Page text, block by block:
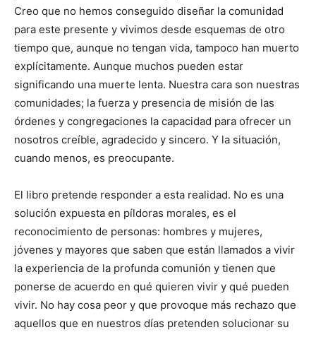
Creo que no hemos conseguido diseñar la comunidad
para este presente y vivimos desde esquemas de otro
tiempo que, aunque no tengan vida, tampoco han muerto
explícitamente. Aunque muchos pueden estar
significando una muerte lenta. Nuestra cara son nuestras
comunidades; la fuerza y presencia de misión de las
órdenes y congregaciones la capacidad para ofrecer un
nosotros creíble, agradecido y sincero. Y la situación,
cuando menos, es preocupante.
El libro pretende responder a esta realidad. No es una
solución expuesta en píldoras morales, es el
reconocimiento de personas: hombres y mujeres,
jóvenes y mayores que saben que están llamados a vivir
la experiencia de la profunda comunión y tienen que
ponerse de acuerdo en qué quieren vivir y qué pueden
vivir. No hay cosa peor y que provoque más rechazo que
aquellos que en nuestros días pretenden solucionar su